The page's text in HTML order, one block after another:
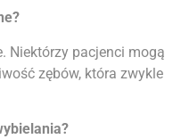
Niektórzy pacjenci mogą
zębów, która zwykle